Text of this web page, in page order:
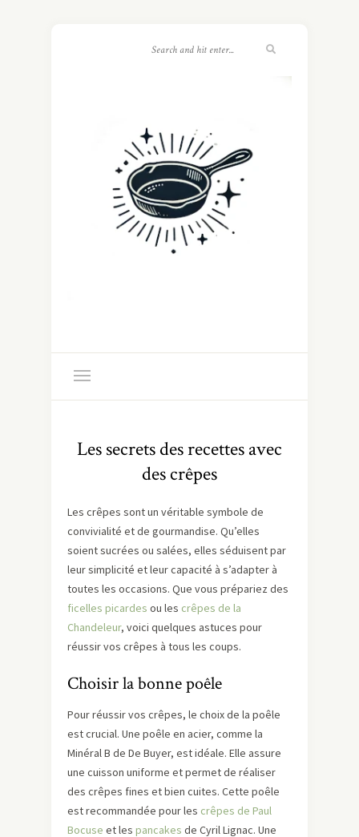
Les secrets des recettes avec
des crêpes
Les crêpes sont un véritable symbole de
convivialité et de gourmandise. Qu’elles
soient sucrées ou salées, elles séduisent par
leur simplicité et leur capacité à s’adapter à
toutes les occasions. Que vous prépariez des
ficelles picardes ou les crêpes de la
Chandeleur, voici quelques astuces pour
réussir vos crêpes à tous les coups.
Choisir la bonne poêle
Pour réussir vos crêpes, le choix de la poêle
est crucial. Une poêle en acier, comme la
Minéral B de De Buyer, est idéale. Elle assure
une cuisson uniforme et permet de réaliser
des crêpes fines et bien cuites. Cette poêle
est recommandée pour les crêpes de Paul
Bocuse et les pancakes de Cyril Lignac. Une